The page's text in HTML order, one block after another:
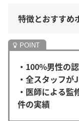
特徴とおすすめ
・100%男性の
・全スタッフが
・医師による
件の実績